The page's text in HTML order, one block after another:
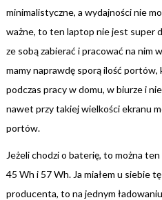
minimalistyczne, a wydajności nie
ważne, to ten laptop nie jest super
ze sobą zabierać i pracować na nim
mamy naprawdę sporą ilość portów,
podczas pracy w domu, w biurze i
nawet przy takiej wielkości ekranu
portów.
Jeżeli chodzi o baterię, to można
45 Wh i 57 Wh. Ja miałem u siebie
producenta, to na jednym